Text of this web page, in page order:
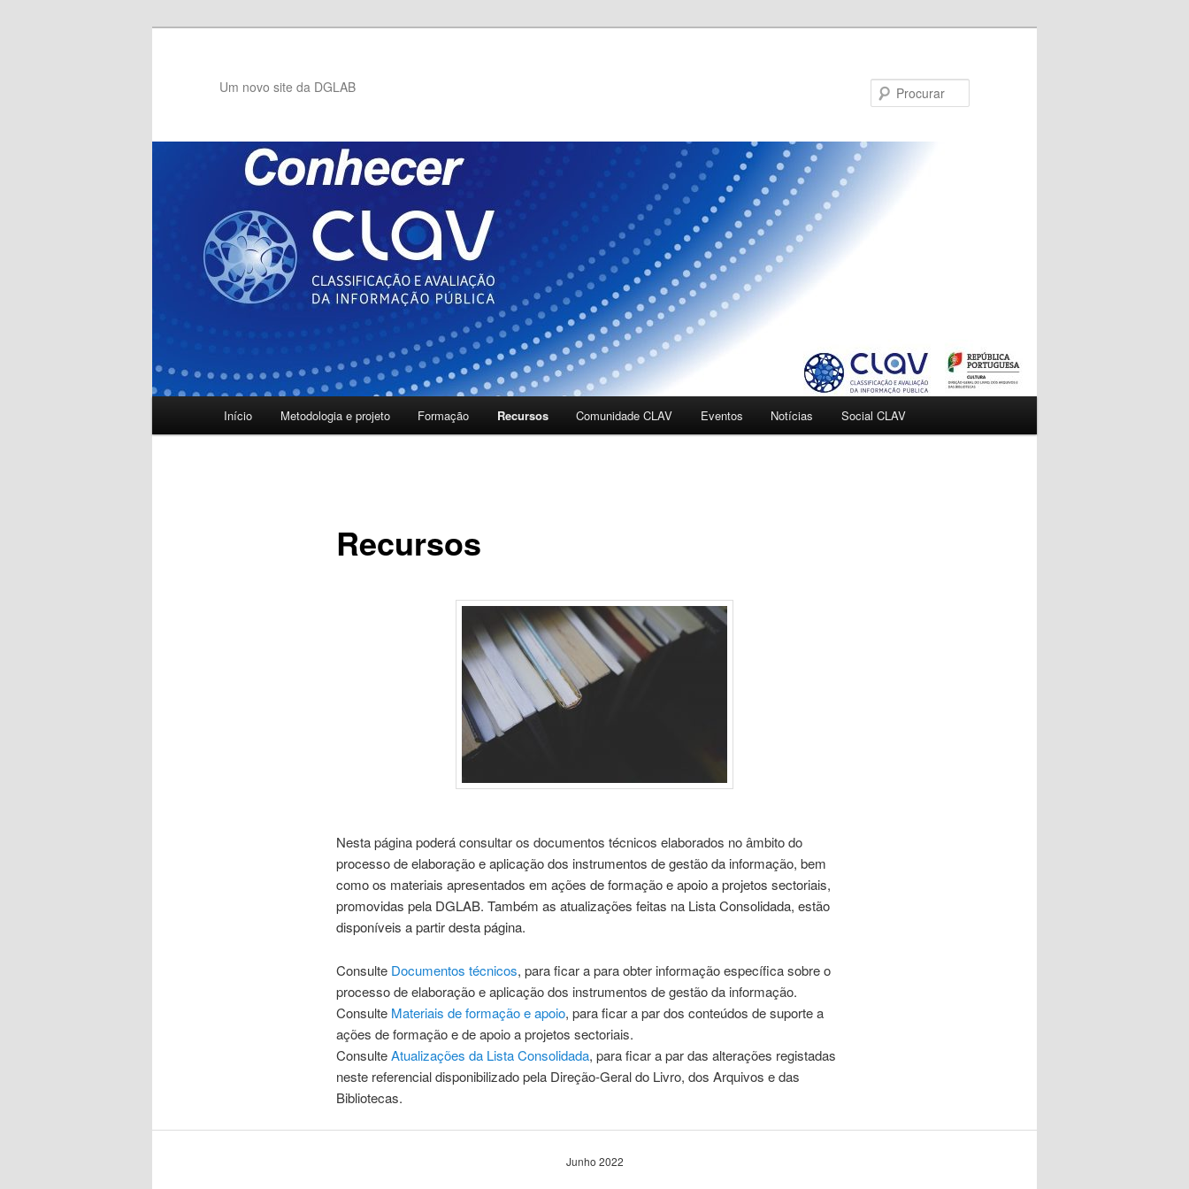
Um novo site da DGLAB
Início Metodologia e projeto Formação Recursos Comunidade CLAV Eventos Notícias Social CLAV
Recursos
Nesta página poderá consultar os documentos técnicos elaborados no âmbito do
processo de elaboração e aplicação dos instrumentos de gestão da informação, bem
como os materiais apresentados em ações de formação e apoio a projetos sectoriais,
promovidas pela DGLAB. Também as atualizações feitas na Lista Consolidada, estão
disponíveis a partir desta página.
Consulte Documentos técnicos, para ficar a para obter informação específica sobre o
processo de elaboração e aplicação dos instrumentos de gestão da informação.
Consulte Materiais de formação e apoio, para ficar a par dos conteúdos de suporte a
ações de formação e de apoio a projetos sectoriais.
ConsulteAtualizações da Lista Consolidada, para ficar a par das alterações registadas
neste referencial disponibilizado pela Direção-Geral do Livro, dos Arquivos e das
Bibliotecas.
Junho 2022